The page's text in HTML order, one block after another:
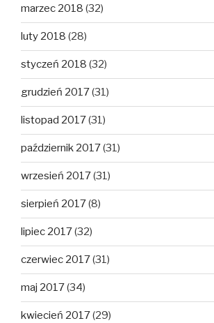
marzec 2018 (32)
luty 2018 (28)
styczeń 2018 (32)
grudzień 2017(31)
listopad 2017(31)
październik 2017(31)
wrzesień 2017(31)
sierpień 2017(8)
lipiec 2017(32)
czerwiec 2017(31)
maj 2017(34)
kwiecień 2017(29)